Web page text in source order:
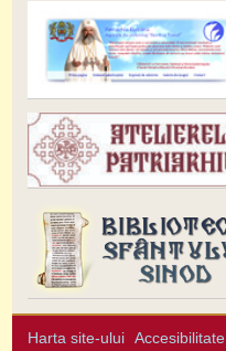
Harta site-ului Accesibilitate